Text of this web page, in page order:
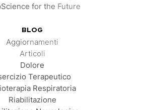
for the Future
BLOG
Aggiornamenti
Articoli
Dolore
Terapeutico
Respiratoria
Riabilitazione